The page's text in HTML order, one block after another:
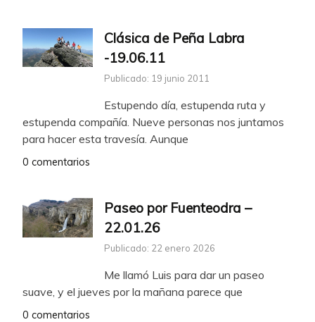
Clásica de Peña Labra
-19.06.11
Publicado: 19 junio 2011
Estupendo día, estupenda ruta y
estupenda compañía. Nueve personas nos juntamos
para hacer esta travesía. Aunque
0 comentarios
Paseo por Fuenteodra –
22.01.26
Publicado: 22 enero 2026
Me llamó Luis para dar un paseo
suave, y el jueves por la mañana parece que
0 comentarios